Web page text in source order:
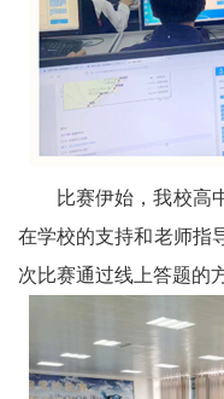
医
旅
游
天
府
比赛伊始，我校高
在学校的支持和老师指
次比赛通过线上答题的